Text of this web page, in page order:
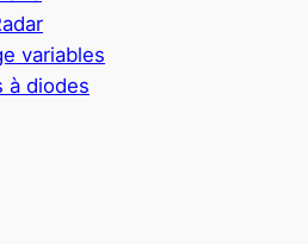
variables
à diodes